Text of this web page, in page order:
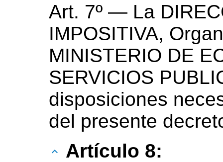
Art. 7º — La
IMPOSITIVA,
MINISTERIO DE
SERVICIOS
disposiciones
del presente
Artículo 8: